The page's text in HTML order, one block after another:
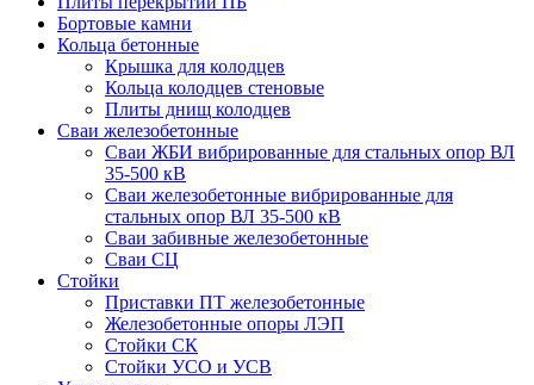
Бортовые камни
Кольца бетонные
Крышка для колодцев
Кольца колодцев стеновые
Плиты днищ колодцев
Сваи железобетонные
Сваи ЖБИ вибрированные для стальных опор ВЛ
35-500 кВ
Сваи железобетонные вибрированные для
стальных опор ВЛ 35-500 кВ
Сваи забивные железобетонные
Сваи СЦ
Стойки
Приставки ПТ железобетонные
Железобетонные опоры ЛЭП
Стойки СК
Стойки УСО и УСВ